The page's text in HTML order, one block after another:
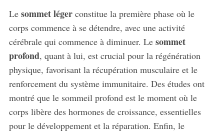
Le sommet légerconstitue la première phase où le
corps commence à se détendre, avec une activité
cérébrale qui commence à diminuer. Le sommet
profond, quant à lui, est crucial pour la régénération
physique, favorisant la récupération musculaire et le
renforcement du système immunitaire. Des études ont
montré que le sommeil profond est le moment où le
corps libère des hormones de croissance, essentielles
pour le développement et la réparation. Enfin, le